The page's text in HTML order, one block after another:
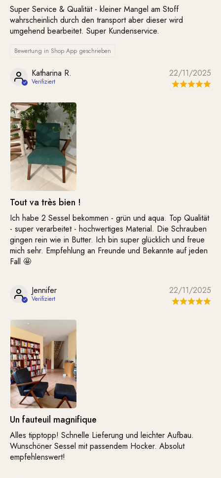
Super Service & Qualität - kleiner Mangel am Stoff
wahrscheinlich durch den transport aber dieser wird
umgehend bearbeitet. Super Kundenservice.
Bewertung in Shop App geschrieben
22/11/2025
Katharina R.
Tout va très bien !
Ich habe 2 Sessel bekommen - grün und aqua. Top Qualität
- super verarbeitet - hochwertiges Material. Die Schrauben
gingen rein wie in Butter. Ich bin super glücklich und freue
mich sehr. Empfehlung an Freunde und Bekannte auf jeden
Fall 🤩
22/11/2025
Jennifer
Un fauteuil magnifique
Alles tipptopp! Schnelle Lieferung und leichter Aufbau.
Wunschöner Sessel mit passendem Hocker. Absolut
empfehlenswert!